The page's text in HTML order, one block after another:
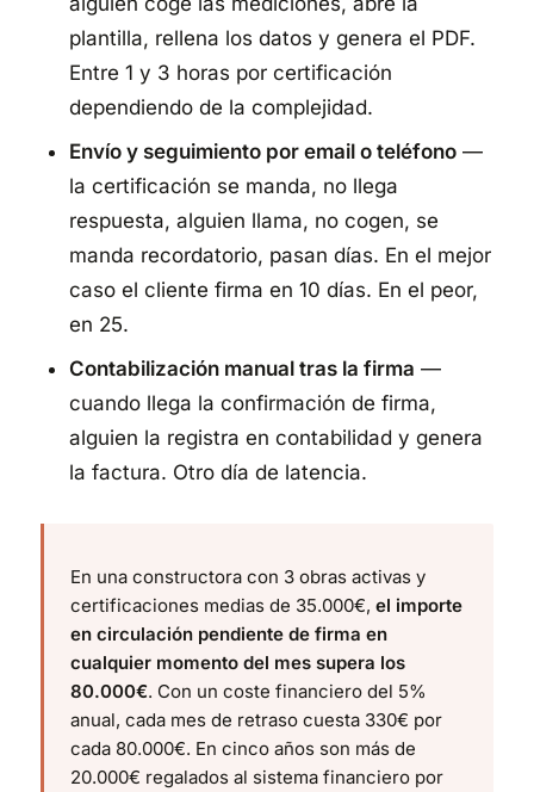
plantilla, rellena los datos y genera el PDF.
Entre 1 y 3 horas por certificación
dependiendo de la complejidad.
Envío y seguimiento por email o teléfono —
la certificación se manda, no llega
respuesta, alguien llama, no cogen, se
manda recordatorio, pasan días. En el mejor
caso el cliente firma en 10 días. En el peor,
en 25.
Contabilización manual tras la firma —
cuando llega la confirmación de firma,
alguien la registra en contabilidad y genera
la factura. Otro día de latencia.
En una constructora con 3 obras activas y
certificaciones medias de 35.000€, el importe
en circulación pendiente de firma en
cualquier momento del mes supera los
80.000€. Con un coste financiero del 5%
anual, cada mes de retraso cuesta 330€ por
cada 80.000€. En cinco años son más de
20.000€ regalados al sistema financiero por